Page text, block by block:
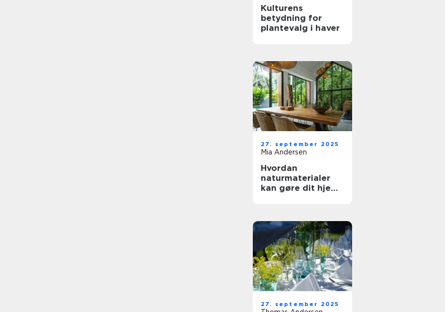
Kulturens
betydning for
plantevalg i haver
27. september 2025
Mia Andersen
Hvordan
naturmaterialer
kan gøre dit hjem
27. september 2025